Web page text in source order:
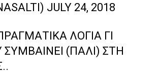
JULY 24, 2018
ΛΌΓΙΑ ΓΙ
(ΠΆΛΙ) ΣΤΗ